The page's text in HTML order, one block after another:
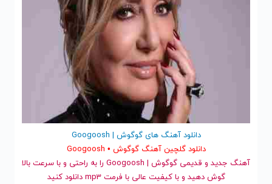
دانلود آهنگ های گوگوش | Googoosh
دانلود گلچین آهنگ گوگوش • Googoosh
آهنگ جدید
و قدیمی گوگوش | Googoosh را به راحتی و با سرعت بالا
گوش دهید و با کیفیت عالی با فرمت mp3 دانلود کنید